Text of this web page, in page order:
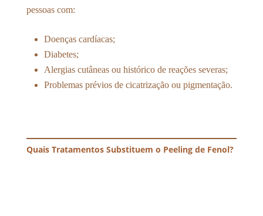
pessoas com:
Doenças cardíacas;
Diabetes;
Alergias cutâneas ou histórico de reações severas;
Problemas prévios de cicatrização ou pigmentação.
Quais Tratamentos Substituem o Peeling de Fenol?